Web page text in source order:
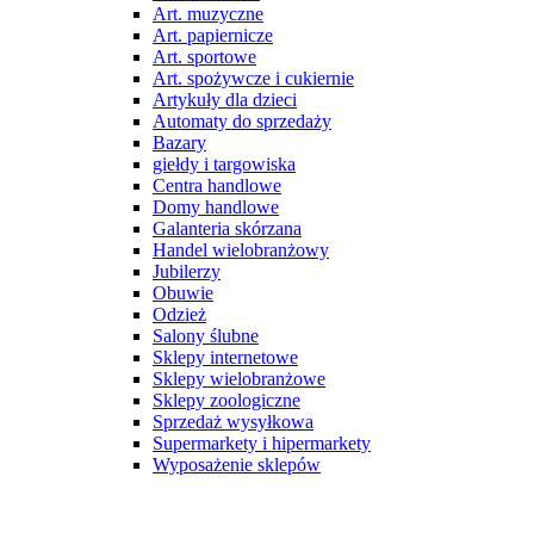
Art. muzyczne
Art. papiernicze
Art. sportowe
Art. spożywcze i cukiernie
Artykuły dla dzieci
Automaty do sprzedaży
Bazary
giełdy i targowiska
Centra handlowe
Domy handlowe
Galanteria skórzana
Handel wielobranżowy
Jubilerzy
Obuwie
Odzież
Salony ślubne
Sklepy internetowe
Sklepy wielobranżowe
Sklepy zoologiczne
Sprzedaż wysyłkowa
Supermarkety i hipermarkety
Wyposażenie sklepów